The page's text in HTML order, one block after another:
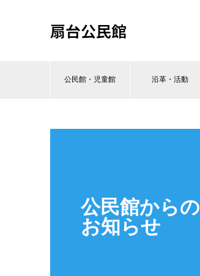
扇台公民館
公民館・児童館 沿革・活動
公民館からの
お知らせ